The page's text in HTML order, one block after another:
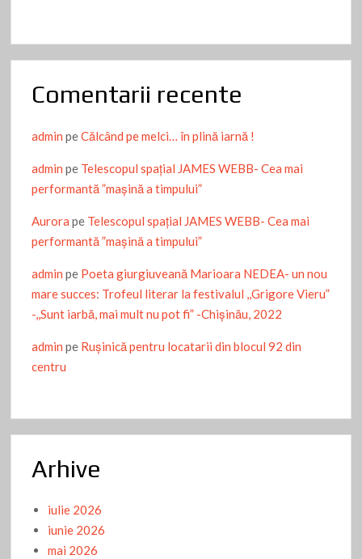
Comentarii recente
admin peCălcând pe melci… în plină iarnă !
admin pe Telescopul spațial JAMES WEBB- Cea mai
performantă ”mașină a timpului”
Aurora pe Telescopul spațial JAMES WEBB- Cea mai
performantă ”mașină a timpului”
admin pe Poeta giurgiuveană Marioara NEDEA- un nou
mare succes: Trofeul literar la festivalul ,,Grigore Vieru”
-,,Sunt iarbă, mai mult nu pot fi” -Chişinău, 2022
admin pe Ruşinică pentru locatarii din blocul 92 din
centru
Arhive
iulie 2026
iunie 2026
mai 2026